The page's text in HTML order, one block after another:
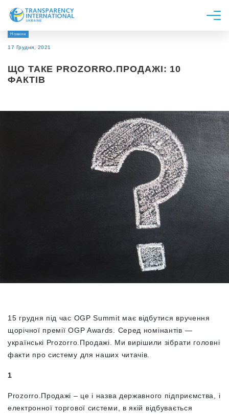
Про нас
Дослідження
Долучитися
Новини
17 Грудня, 2021
ЩО ТАКЕ PROZORRO.ПРОДАЖІ: 10
ФАКТІВ
15 грудня під час OGP Summit має відбутися вручення
щорічної премії OGP Awards. Серед номінантів —
українські Prozorro.Продажі. Ми вирішили зібрати головні
факти про систему для наших читачів.
1
Prozorro.Продажі – це і назва державного підприємства, і
електронної торгової системи, в якій відбувається